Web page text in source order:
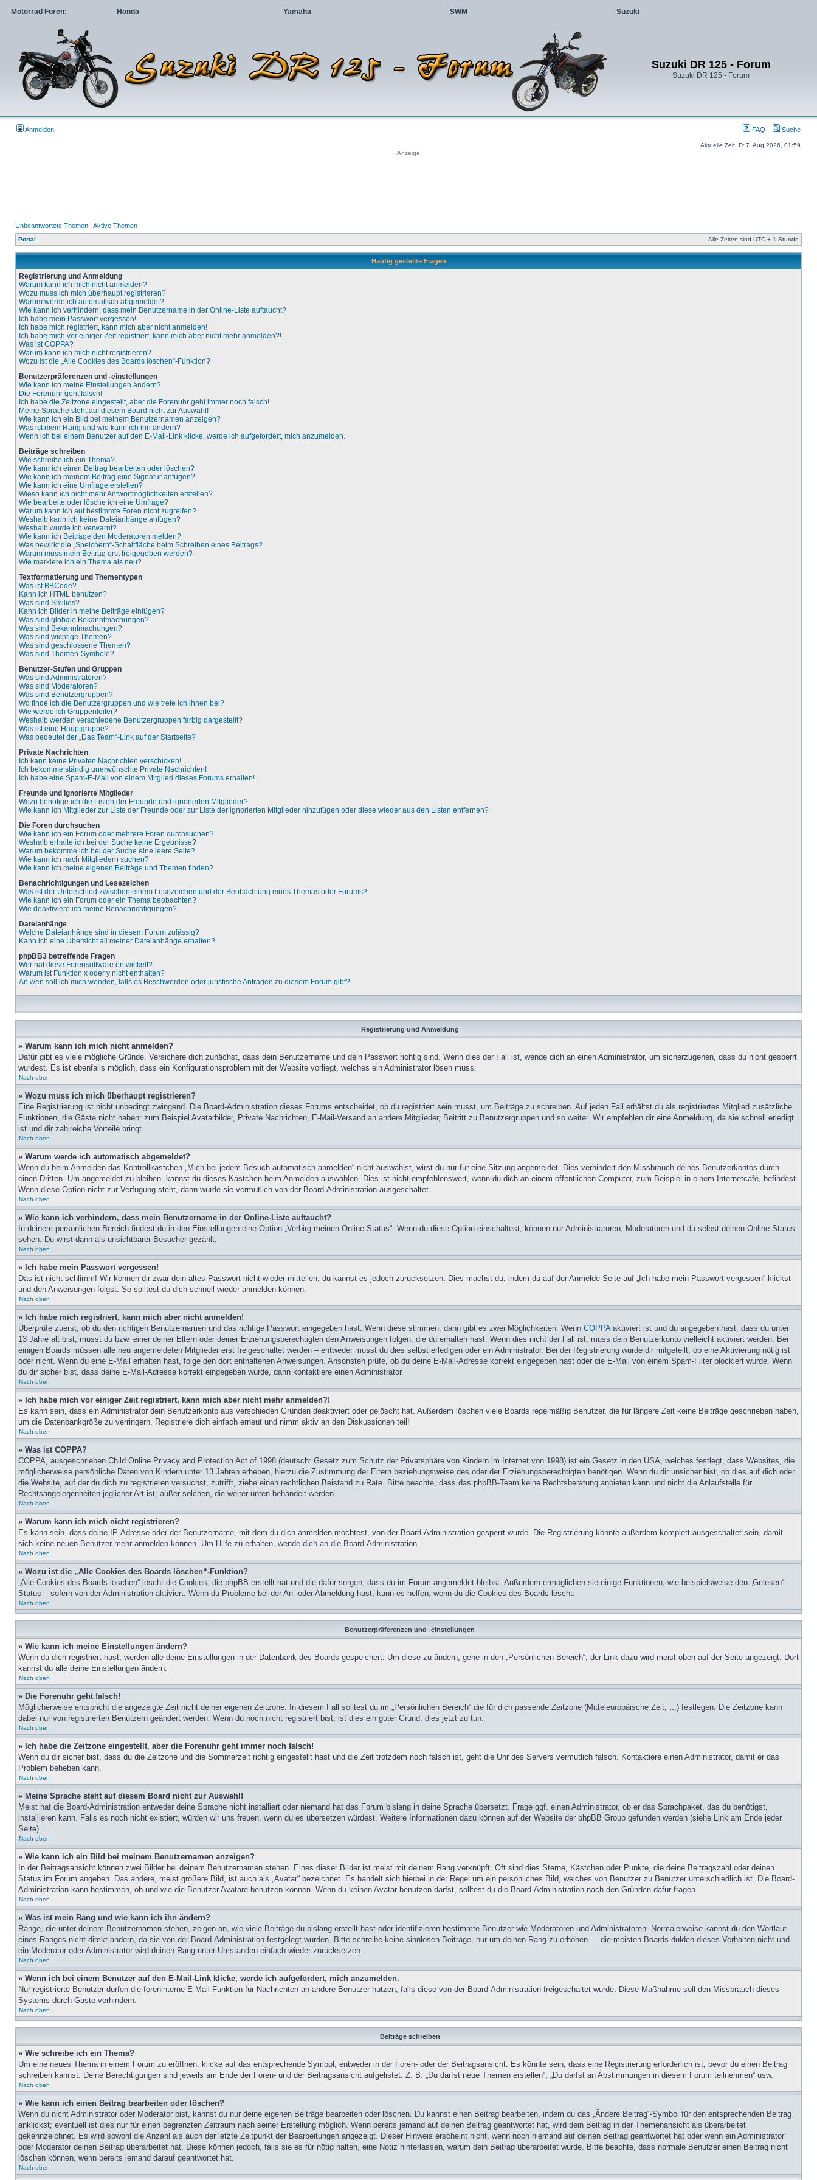
Motorrad Foren: Honda Yamaha SWM Suzuki
Suzuki DR 125 - Forum
Suzuki DR 125 - Forum
Anmelden FAQ Suche
Aktuelle Zeit: Fr 7. Aug 2026, 01:59
Anzeige
Unbeantwortete Themen | Aktive Themen
Portal Alle Zeiten sind UTC + 1 Stunde
Häufig gestellte Fragen
Registrierung und Anmeldung
Warum kann ich mich nicht anmelden?
Wozu muss ich mich überhaupt registrieren?
Warum werde ich automatisch abgemeldet?
Wie kann ich verhindern, dass mein Benutzername in der Online-Liste auftaucht?
Ich habe mein Passwort vergessen!
Ich habe mich registriert, kann mich aber nicht anmelden!
Ich habe mich vor einiger Zeit registriert, kann mich aber nicht mehr anmelden?!
Was ist COPPA?
Warum kann ich mich nicht registrieren?
Wozu ist die „Alle Cookies des Boards löschen“-Funktion?
Benutzerpräferenzen und -einstellungen
Wie kann ich meine Einstellungen ändern?
Die Forenuhr geht falsch!
Ich habe die Zeitzone eingestellt, aber die Forenuhr geht immer noch falsch!
Meine Sprache steht auf diesem Board nicht zur Auswahl!
Wie kann ich ein Bild bei meinem Benutzernamen anzeigen?
Was ist mein Rang und wie kann ich ihn ändern?
Wenn ich bei einem Benutzer auf den E-Mail-Link klicke, werde ich aufgefordert, mich anzumelden.
Beiträge schreiben
Wie schreibe ich ein Thema?
Wie kann ich einen Beitrag bearbeiten oder löschen?
Wie kann ich meinem Beitrag eine Signatur anfügen?
Wie kann ich eine Umfrage erstellen?
Wieso kann ich nicht mehr Antwortmöglichkeiten erstellen?
Wie bearbeite oder lösche ich eine Umfrage?
Warum kann ich auf bestimmte Foren nicht zugreifen?
Weshalb kann ich keine Dateianhänge anfügen?
Weshalb wurde ich verwarnt?
Wie kann ich Beiträge den Moderatoren melden?
Was bewirkt die „Speichern“-Schaltfläche beim Schreiben eines Beitrags?
Warum muss mein Beitrag erst freigegeben werden?
Wie markiere ich ein Thema als neu?
Textformatierung und Thementypen
Was ist BBCode?
Kann ich HTML benutzen?
Was sind Smilies?
Kann ich Bilder in meine Beiträge einfügen?
Was sind globale Bekanntmachungen?
Was sind Bekanntmachungen?
Was sind wichtige Themen?
Was sind geschlossene Themen?
Was sind Themen-Symbole?
Benutzer-Stufen und Gruppen
Was sind Administratoren?
Was sind Moderatoren?
Was sind Benutzergruppen?
Wo finde ich die Benutzergruppen und wie trete ich ihnen bei?
Wie werde ich Gruppenleiter?
Weshalb werden verschiedene Benutzergruppen farbig dargestellt?
Was ist eine Hauptgruppe?
Was bedeutet der „Das Team“-Link auf der Startseite?
Private Nachrichten
Ich kann keine Privaten Nachrichten verschicken!
Ich bekomme ständig unerwünschte Private Nachrichten!
Ich habe eine Spam-E-Mail von einem Mitglied dieses Forums erhalten!
Freunde und ignorierte Mitglieder
Wozu benötige ich die Listen der Freunde und ignorierten Mitglieder?
Wie kann ich Mitglieder zur Liste der Freunde oder zur Liste der ignorierten Mitglieder hinzufügen oder diese wieder aus den Listen entfernen?
Die Foren durchsuchen
Wie kann ich ein Forum oder mehrere Foren durchsuchen?
Weshalb erhalte ich bei der Suche keine Ergebnisse?
Warum bekomme ich bei der Suche eine leere Seite?
Wie kann ich nach Mitgliedern suchen?
Wie kann ich meine eigenen Beiträge und Themen finden?
Benachrichtigungen und Lesezeichen
Was ist der Unterschied zwischen einem Lesezeichen und der Beobachtung eines Themas oder Forums?
Wie kann ich ein Forum oder ein Thema beobachten?
Wie deaktiviere ich meine Benachrichtigungen?
Dateianhänge
Welche Dateianhänge sind in diesem Forum zulässig?
Kann ich eine Übersicht all meiner Dateianhänge erhalten?
phpBB3 betreffende Fragen
Wer hat diese Forensoftware entwickelt?
Warum ist Funktion x oder y nicht enthalten?
An wen soll ich mich wenden, falls es Beschwerden oder juristische Anfragen zu diesem Forum gibt?
Registrierung und Anmeldung
» Warum kann ich mich nicht anmelden?
Dafür gibt es viele mögliche Gründe. Versichere dich zunächst, dass dein Benutzername und dein Passwort richtig sind. Wenn dies der Fall ist, wende dich an einen Administrator, um sicherzugehen, dass du nicht gesperrt
wurdest. Es ist ebenfalls möglich, dass ein Konfigurationsproblem mit der Website vorliegt, welches ein Administrator lösen muss.
Nach oben
» Wozu muss ich mich überhaupt registrieren?
Eine Registrierung ist nicht unbedingt zwingend. Die Board-Administration dieses Forums entscheidet, ob du registriert sein musst, um Beiträge zu schreiben. Auf jeden Fall erhältst du als registriertes Mitglied zusätzliche
Funktionen, die Gäste nicht haben: zum Beispiel Avatarbilder, Private Nachrichten, E-Mail-Versand an andere Mitglieder, Beitritt zu Benutzergruppen und so weiter. Wir empfehlen dir eine Anmeldung, da sie schnell erledigt
ist und dir zahlreiche Vorteile bringt.
Nach oben
» Warum werde ich automatisch abgemeldet?
Wenn du beim Anmelden das Kontrollkästchen „Mich bei jedem Besuch automatisch anmelden“ nicht auswählst, wirst du nur für eine Sitzung angemeldet. Dies verhindert den Missbrauch deines Benutzerkontos durch
einen Dritten. Um angemeldet zu bleiben, kannst du dieses Kästchen beim Anmelden auswählen. Dies ist nicht empfehlenswert, wenn du dich an einem öffentlichen Computer, zum Beispiel in einem Internetcafé, befindest.
Wenn diese Option nicht zur Verfügung steht, dann wurde sie vermutlich von der Board-Administration ausgeschaltet.
Nach oben
» Wie kann ich verhindern, dass mein Benutzername in der Online-Liste auftaucht?
In deinem persönlichen Bereich findest du in den Einstellungen eine Option „Verbirg meinen Online-Status“. Wenn du diese Option einschaltest, können nur Administratoren, Moderatoren und du selbst deinen Online-Status
sehen. Du wirst dann als unsichtbarer Besucher gezählt.
Nach oben
» Ich habe mein Passwort vergessen!
Das ist nicht schlimm! Wir können dir zwar dein altes Passwort nicht wieder mitteilen, du kannst es jedoch zurücksetzen. Dies machst du, indem du auf der Anmelde-Seite auf „Ich habe mein Passwort vergessen“ klickst
und den Anweisungen folgst. So solltest du dich schnell wieder anmelden können.
Nach oben
» Ich habe mich registriert, kann mich aber nicht anmelden!
Überprüfe zuerst, ob du den richtigen Benutzernamen und das richtige Passwort eingegeben hast. Wenn diese stimmen, dann gibt es zwei Möglichkeiten. Wenn COPPAaktiviert ist und du angegeben hast, dass du unter
13 Jahre alt bist, musst du bzw. einer deiner Eltern oder deiner Erziehungsberechtigten den Anweisungen folgen, die du erhalten hast. Wenn dies nicht der Fall ist, muss dein Benutzerkonto vielleicht aktiviert werden. Bei
einigen Boards müssen alle neu angemeldeten Mitglieder erst freigeschaltet werden – entweder musst du dies selbst erledigen oder ein Administrator. Bei der Registrierung wurde dir mitgeteilt, ob eine Aktivierung nötig ist
oder nicht. Wenn du eine E-Mail erhalten hast, folge den dort enthaltenen Anweisungen. Ansonsten prüfe, ob du deine E-Mail-Adresse korrekt eingegeben hast oder die E-Mail von einem Spam-Filter blockiert wurde. Wenn
du dir sicher bist, dass deine E-Mail-Adresse korrekt eingegeben wurde, dann kontaktiere einen Administrator.
Nach oben
» Ich habe mich vor einiger Zeit registriert, kann mich aber nicht mehr anmelden?!
Es kann sein, dass ein Administrator dein Benutzerkonto aus verschieden Gründen deaktiviert oder gelöscht hat. Außerdem löschen viele Boards regelmäßig Benutzer, die für längere Zeit keine Beiträge geschrieben haben,
um die Datenbankgröße zu verringern. Registriere dich einfach erneut und nimm aktiv an den Diskussionen teil!
Nach oben
» Was ist COPPA?
COPPA, ausgeschrieben Child Online Privacy and Protection Act of 1998 (deutsch: Gesetz zum Schutz der Privatsphäre von Kindern im Internet von 1998) ist ein Gesetz in den USA, welches festlegt, dass Websites, die
möglicherweise persönliche Daten von Kindern unter 13 Jahren erheben, hierzu die Zustimmung der Eltern beziehungsweise des oder der Erziehungsberechtigten benötigen. Wenn du dir unsicher bist, ob dies auf dich oder
die Website, auf der du dich zu registrieren versuchst, zutrifft, ziehe einen rechtlichen Beistand zu Rate. Bitte beachte, dass das phpBB-Team keine Rechtsberatung anbieten kann und nicht die Anlaufstelle für
Rechtsangelegenheiten jeglicher Art ist; außer solchen, die weiter unten behandelt werden.
Nach oben
» Warum kann ich mich nicht registrieren?
Es kann sein, dass deine IP-Adresse oder der Benutzername, mit dem du dich anmelden möchtest, von der Board-Administration gesperrt wurde. Die Registrierung könnte außerdem komplett ausgeschaltet sein, damit
sich keine neuen Benutzer mehr anmelden können. Um Hilfe zu erhalten, wende dich an die Board-Administration.
Nach oben
» Wozu ist die „Alle Cookies des Boards löschen“-Funktion?
„Alle Cookies des Boards löschen“ löscht die Cookies, die phpBB erstellt hat und die dafür sorgen, dass du im Forum angemeldet bleibst. Außerdem ermöglichen sie einige Funktionen, wie beispielsweise den „Gelesen“-
Status – sofern von der Administration aktiviert. Wenn du Probleme bei der An- oder Abmeldung hast, kann es helfen, wenn du die Cookies des Boards löscht.
Nach oben
Benutzerpräferenzen und -einstellungen
» Wie kann ich meine Einstellungen ändern?
Wenn du dich registriert hast, werden alle deine Einstellungen in der Datenbank des Boards gespeichert. Um diese zu ändern, gehe in den „Persönlichen Bereich“; der Link dazu wird meist oben auf der Seite angezeigt. Dort
kannst du alle deine Einstellungen ändern.
Nach oben
» Die Forenuhr geht falsch!
Möglicherweise entspricht die angezeigte Zeit nicht deiner eigenen Zeitzone. In diesem Fall solltest du im „Persönlichen Bereich“ die für dich passende Zeitzone (Mitteleuropäische Zeit, ...) festlegen. Die Zeitzone kann
dabei nur von registrierten Benutzern geändert werden. Wenn du noch nicht registriert bist, ist dies ein guter Grund, dies jetzt zu tun.
Nach oben
» Ich habe die Zeitzone eingestellt, aber die Forenuhr geht immer noch falsch!
Wenn du dir sicher bist, dass du die Zeitzone und die Sommerzeit richtig eingestellt hast und die Zeit trotzdem noch falsch ist, geht die Uhr des Servers vermutlich falsch. Kontaktiere einen Administrator, damit er das
Problem beheben kann.
Nach oben
» Meine Sprache steht auf diesem Board nicht zur Auswahl!
Meist hat die Board-Administration entweder deine Sprache nicht installiert oder niemand hat das Forum bislang in deine Sprache übersetzt. Frage ggf. einen Administrator, ob er das Sprachpaket, das du benötigst,
installieren kann. Falls es noch nicht existiert, würden wir uns freuen, wenn du es übersetzen würdest. Weitere Informationen dazu können auf der Website der phpBB Group gefunden werden (siehe Link am Ende jeder
Seite).
Nach oben
» Wie kann ich ein Bild bei meinem Benutzernamen anzeigen?
In der Beitragsansicht können zwei Bilder bei deinem Benutzernamen stehen. Eines dieser Bilder ist meist mit deinem Rang verknüpft: Oft sind dies Sterne, Kästchen oder Punkte, die deine Beitragszahl oder deinen
Status im Forum angeben. Das andere, meist größere Bild, ist auch als „Avatar“ bezeichnet. Es handelt sich hierbei in der Regel um ein persönliches Bild, welches von Benutzer zu Benutzer unterschiedlich ist. Die Board-
Administration kann bestimmen, ob und wie die Benutzer Avatare benutzen können. Wenn du keinen Avatar benutzen darfst, solltest du die Board-Administration nach den Gründen dafür fragen.
Nach oben
» Was ist mein Rang und wie kann ich ihn ändern?
Ränge, die unter deinem Benutzernamen stehen, zeigen an, wie viele Beiträge du bislang erstellt hast oder identifizieren bestimmte Benutzer wie Moderatoren und Administratoren. Normalerweise kannst du den Wortlaut
eines Ranges nicht direkt ändern, da sie von der Board-Administration festgelegt wurden. Bitte schreibe keine sinnlosen Beiträge, nur um deinen Rang zu erhöhen — die meisten Boards dulden dieses Verhalten nicht und
ein Moderator oder Administrator wird deinen Rang unter Umständen einfach wieder zurücksetzen.
Nach oben
» Wenn ich bei einem Benutzer auf den E-Mail-Link klicke, werde ich aufgefordert, mich anzumelden.
Nur registrierte Benutzer dürfen die foreninterne E-Mail-Funktion für Nachrichten an andere Benutzer nutzen, falls diese von der Board-Administration freigeschaltet wurde. Diese Maßnahme soll den Missbrauch dieses
Systems durch Gäste verhindern.
Nach oben
Beiträge schreiben
» Wie schreibe ich ein Thema?
Um eine neues Thema in einem Forum zu eröffnen, klicke auf das entsprechende Symbol, entweder in der Foren- oder der Beitragsansicht. Es könnte sein, dass eine Registrierung erforderlich ist, bevor du einen Beitrag
schreiben kannst. Deine Berechtigungen sind jeweils am Ende der Foren- und der Beitragsansicht aufgelistet. Z. B. „Du darfst neue Themen erstellen“, „Du darfst an Abstimmungen in diesem Forum teilnehmen“ usw.
Nach oben
» Wie kann ich einen Beitrag bearbeiten oder löschen?
Wenn du nicht Administrator oder Moderator bist, kannst du nur deine eigenen Beiträge bearbeiten oder löschen. Du kannst einen Beitrag bearbeiten, indem du das „Ändere Beitrag“-Symbol für den entsprechenden Beitrag
anklickst; eventuell ist dies nur für einen begrenzten Zeitraum nach seiner Erstellung möglich. Wenn bereits jemand auf deinen Beitrag geantwortet hat, wird dein Beitrag in der Themenansicht als überarbeitet
gekennzeichnet. Es wird sowohl die Anzahl als auch der letzte Zeitpunkt der Bearbeitungen angezeigt. Dieser Hinweis erscheint nicht, wenn noch niemand auf deinen Beitrag geantwortet hat oder wenn ein Administrator
oder Moderator deinen Beitrag überarbeitet hat. Diese können jedoch, falls sie es für nötig halten, eine Notiz hinterlassen, warum dein Beitrag überarbeitet wurde. Bitte beachte, dass normale Benutzer einen Beitrag nicht
löschen können, wenn bereits jemand darauf geantwortet hat.
Nach oben